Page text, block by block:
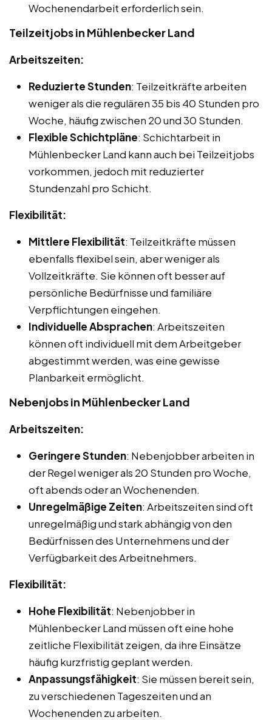
Wochenendarbeit erforderlich sein.
Teilzeitjobs in Mühlenbecker Land
Arbeitszeiten:
Reduzierte Stunden: Teilzeitkräfte arbeiten
weniger als die regulären 35 bis 40 Stunden pro
Woche, häufig zwischen 20 und 30 Stunden.
Flexible Schichtpläne: Schichtarbeit in
Mühlenbecker Land kann auch bei Teilzeitjobs
vorkommen, jedoch mit reduzierter
Stundenzahl pro Schicht.
Flexibilität:
Mittlere Flexibilität: Teilzeitkräfte müssen
ebenfalls flexibel sein, aber weniger als
Vollzeitkräfte. Sie können oft besser auf
persönliche Bedürfnisse und familiäre
Verpflichtungen eingehen.
Individuelle Absprachen: Arbeitszeiten
können oft individuell mit dem Arbeitgeber
abgestimmt werden, was eine gewisse
Planbarkeit ermöglicht.
Nebenjobs in Mühlenbecker Land
Arbeitszeiten:
Geringere Stunden: Nebenjobber arbeiten in
der Regel weniger als 20 Stunden pro Woche,
oft abends oder an Wochenenden.
Unregelmäßige Zeiten: Arbeitszeiten sind oft
unregelmäßig und stark abhängig von den
Bedürfnissen des Unternehmens und der
Verfügbarkeit des Arbeitnehmers.
Flexibilität:
Hohe Flexibilität: Nebenjobber in
Mühlenbecker Land müssen oft eine hohe
zeitliche Flexibilität zeigen, da ihre Einsätze
häufig kurzfristig geplant werden.
Anpassungsfähigkeit: Sie müssen bereit sein,
zu verschiedenen Tageszeiten und an
Wochenenden zu arbeiten.